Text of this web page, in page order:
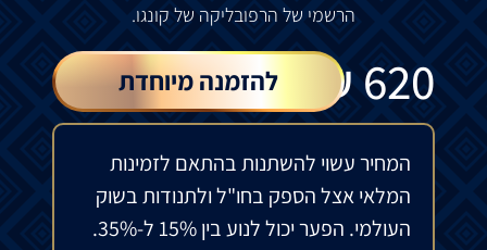
הרשמי של הרפובליקה של קונגו.
620
₪ להזמנה מיוחדת
המחיר עשוי להשתנות בהתאם לזמינות
המלאי אצל הספק בחו"ל ולתנודות בשוק
העולמי. הפער יכול לנוע בין 15% ל-35%.